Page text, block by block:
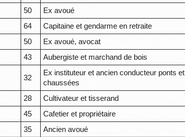
50 Ex avoué
64 Capitaine et gendarme en retraite
50 Ex avoué, avocat
43 Aubergiste et marchand de bois
32
Ex instituteur et ancien conducteur ponts et
chaussées
28 Cultivateur et tisserand
45 Cafetier et propriétaire
35 Ancien avoué